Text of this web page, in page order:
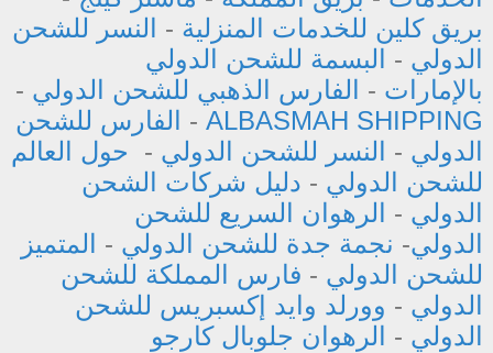
بريق كلين للخدمات المنزلية -
النسر للشحن
الدولي -
البسمة للشحن الدولي
بالإمارات - الفارس الذهبي للشحن الدولي -
ALBASMAH SHIPPING
-
الفارس للشحن
الدولي - النسر للشحن الدولي - حول العالم
للشحن الدولي - دليل شركات الشحن
الدولي -
الرهوان السريع للشحن
الدولي- نجمة جدة للشحن الدولي -
المتميز
للشحن الدولي - فارس المملكة للشحن
الدولي - وورلد وايد إكسبريس للشحن
الدولي -
الرهوان جلوبال كارجو